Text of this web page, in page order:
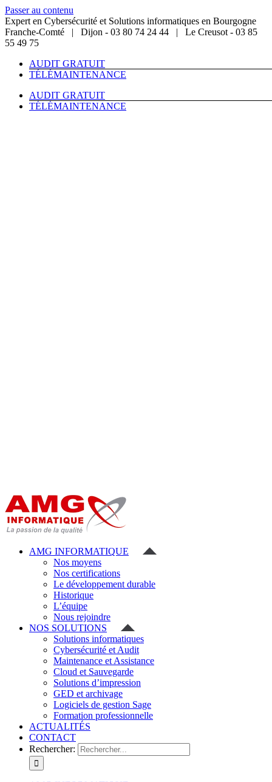
Passer au contenu
Expert en Cybersécurité et Solutions informatiques en Bourgogne
Franche-Comté | Dijon - 03 80 74 24 44 | Le Creusot - 03 85
55 49 75
AUDIT GRATUIT
TÉLÉMAINTENANCE
AUDIT GRATUIT
TÉLÉMAINTENANCE
AMG INFORMATIQUE
Nos moyens
Nos certifications
Le développement durable
Historique
L’équipe
Nous rejoindre
NOS SOLUTIONS
Solutions informatiques
Cybersécurité et Audit
Maintenance et Assistance
Cloud et Sauvegarde
Solutions d’impression
GED et archivage
Logiciels de gestion Sage
Formation professionnelle
ACTUALITÉS
CONTACT
Rechercher: